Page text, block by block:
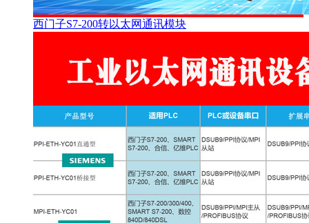
西门子S7-200转以太网通讯模块